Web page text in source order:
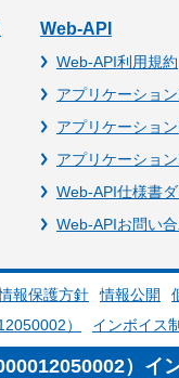
Web-API
Web-API利用規約
アプリケーショ
アプリケーショ
アプリケーショ
Web-API仕様書
Web-APIお問い
報保護方針 情報公開
）
インボイス
）イ